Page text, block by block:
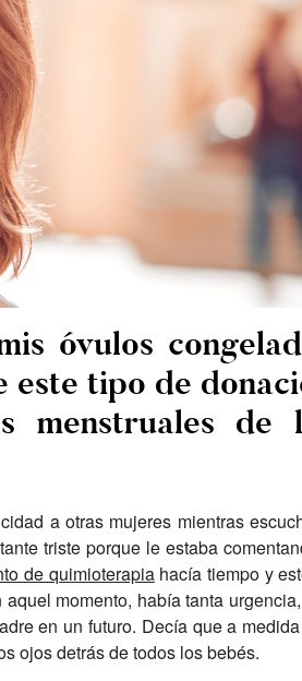
óvulos
este tipo de
menstruales de
a otras mujeres mientras
triste porque le estaba
de quimioterapiahacía tiempo y
momento, había tanta
en un futuro. Decía que a
ojos detrás de todos los bebés.